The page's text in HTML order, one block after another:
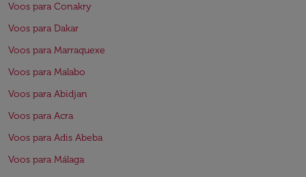
Voos para Conakry
Voos para Dakar
Voos para Marraquexe
Voos para Malabo
Voos para Abidjan
Voos para Acra
Voos para Adis Abeba
Voos para Málaga